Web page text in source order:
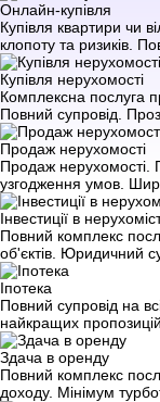
Онлайн-купівля
Купівля квартири чи
клопоту та ризиків.
Купівля нерухомості
Комплексна послуга
Повний супровід.
Продаж нерухомості
Продаж нерухомості.
узгодження умов.
Інвестиції в
Повний комплекс
об'єктів. Юридичний
Іпотека
Повний супровід на
найкращих
Здача в оренду
Повний комплекс
доходу. Мінімум